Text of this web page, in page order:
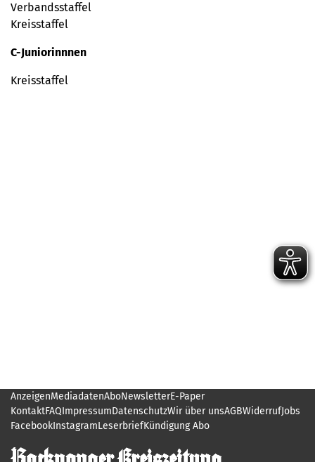
Verbandsstaffel
Kreisstaffel
C-Juniorinnnen
Kreisstaffel
AnzeigenMediadatenAboNewsletterE-Paper
KontaktFAQImpressumDatenschutzWir über unsAGBWiderrufJobs
FacebookInstagramLeserbriefKündigung Abo